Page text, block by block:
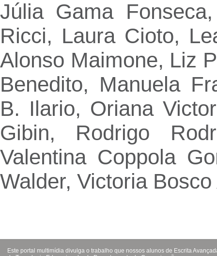
Júlia Gama
Ricci, Laura Cioto,
Alonso Maimone, Liz
Benedito, Manuela
B. Ilario, Oriana
Gibin, Rodrigo
Valentina Coppola
Walder, Victoria
Este portal multimídia divulga o trabalho que nossos alunos de Escrita